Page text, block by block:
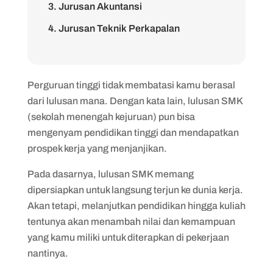
3. Jurusan Akuntansi
4. Jurusan Teknik Perkapalan
Visual)
8. Jurusan Teknik Mesin
9. Jurusan Manajemen
10. Jurusan Sastra Inggris
Perguruan tinggi tidak membatasi kamu berasal
dari lulusan mana. Dengan kata lain, lulusan SMK
(sekolah menengah kejuruan) pun bisa
mengenyam pendidikan tinggi dan mendapatkan
prospek kerja yang menjanjikan.
Pada dasarnya, lulusan SMK memang
dipersiapkan untuk langsung terjun ke dunia kerja.
Akan tetapi, melanjutkan pendidikan hingga kuliah
tentunya akan menambah nilai dan kemampuan
yang kamu miliki untuk diterapkan di pekerjaan
nantinya.